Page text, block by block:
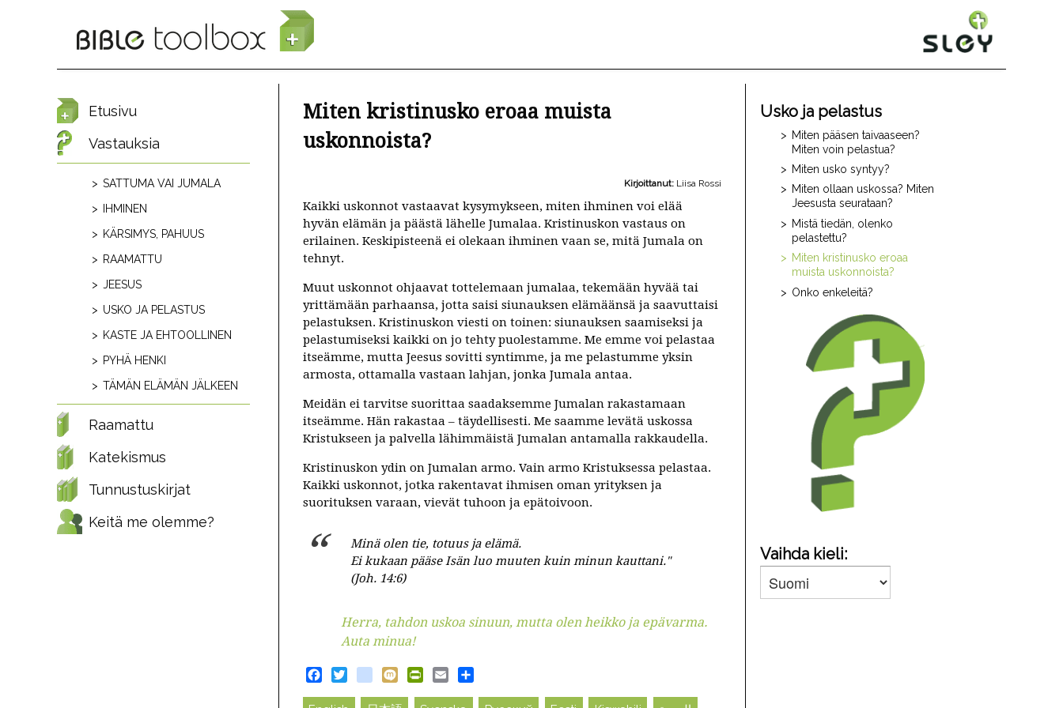
Miten kristinusko eroaa muista
uskonnoista?
Kirjoittanut: Liisa Rossi
Kaikki uskonnot vastaavat kysymykseen, miten ihminen voi elää
hyvän elämän ja päästä lähelle Jumalaa. Kristinuskon vastaus on
erilainen. Keskipisteenä ei olekaan ihminen vaan se, mitä Jumala on
tehnyt.
Muut uskonnot ohjaavat tottelemaan jumalaa, tekemään hyvää tai
yrittämään parhaansa, jotta saisi siunauksen elämäänsä ja saavuttaisi
pelastuksen. Kristinuskon viesti on toinen: siunauksen saamiseksi ja
pelastumiseksi kaikki on jo tehty puolestamme. Me emme voi pelastaa
itseämme, mutta Jeesus sovitti syntimme, ja me pelastumme yksin
armosta, ottamalla vastaan lahjan, jonka Jumala antaa.
Meidän ei tarvitse suorittaa saadaksemme Jumalan rakastamaan
itseämme. Hän rakastaa – täydellisesti. Me saamme levätä uskossa
Kristukseen ja palvella lähimmäistä Jumalan antamalla rakkaudella.
Kristinuskon ydin on Jumalan armo. Vain armo Kristuksessa pelastaa.
Kaikki uskonnot, jotka rakentavat ihmisen oman yrityksen ja
suorituksen varaan, vievät tuhoon ja epätoivoon.
Minä olen tie, totuus ja elämä.
Ei kukaan pääse Isän luo muuten kuin minun kauttani."
(Joh. 14:6)
Herra, tahdon uskoa sinuun, mutta olen heikko ja epävarma.
Auta minua!
FacebookTwitterblogger_post
Mixi PrintFriendly
Email
Usko ja pelastus
Miten pääsen taivaaseen?
Miten voin pelastua?
Miten usko syntyy?
Miten ollaan uskossa? Miten
Jeesusta seurataan?
Mistä tiedän, olenko
pelastettu?
Miten kristinusko eroaa
muista uskonnoista?
Onko enkeleitä?
Vaihda kieli:
Etusivu
Vastauksia
SATTUMA VAI JUMALA
IHMINEN
KÄRSIMYS, PAHUUS
RAAMATTU
JEESUS
USKO JA PELASTUS
KASTE JA EHTOOLLINEN
PYHÄ HENKI
TÄMÄN ELÄMÄN JÄLKEEN
Raamattu
Katekismus
Tunnustuskirjat
Keitä me olemme?